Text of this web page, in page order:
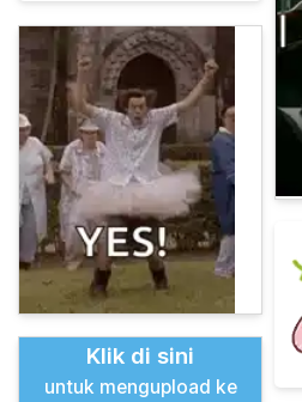
Klik di sini
untuk mengupload ke